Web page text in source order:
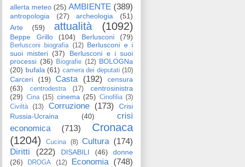
allerta meteo (25) AMBIENTE (389)
antropologia (27) archeologia
(51)
Arte
(59) attualità (1092)
Beppe Grillo (104) Berlusconi (79)
Berlusconi biografia (12) Berlusconi e i
suoi misteri (37)
Berlusconi e i suoi
processi (36) Biografie (12) BOLOGNa
(20) bufala (61) camera dei deputati (10)
Carceri (19) Casta (192)
censura
(63)
centrodestra (17)
centrosinistra
(29) Cina (15) cinema (25) Cinofilia (3)
Civiltà
(13) Corruzione (173)
Crisi
Russia-Ucraina
(40)
crisi
economica
(713)
Cronaca
(1204)
Cucina (8) Cultura (174)
Diritti
(222) DISABILI (46)
donne
(26)
DROGA (12) Economia (748)